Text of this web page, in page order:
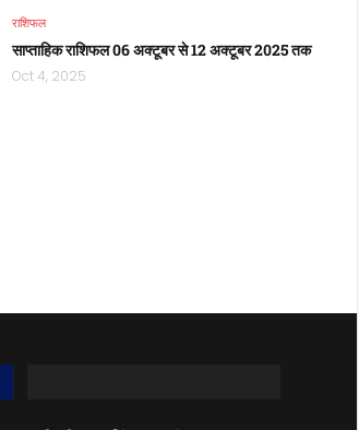
राशिफल
साप्ताहिक राशिफल 06 अक्टूबर से 12 अक्टूबर 2025 तक
Oct 4, 2025